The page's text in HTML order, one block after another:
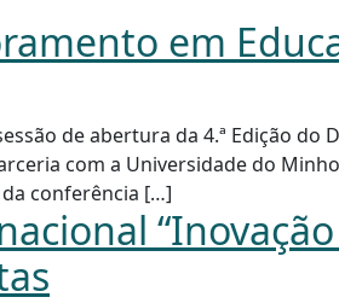
em
de abertura da 4.ª Edição
com a Universidade do
conferência […]